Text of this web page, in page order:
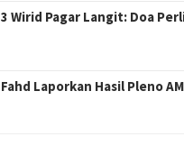
3 Wirid Pagar Langit: Doa
Fahd Laporkan Hasil Pleno